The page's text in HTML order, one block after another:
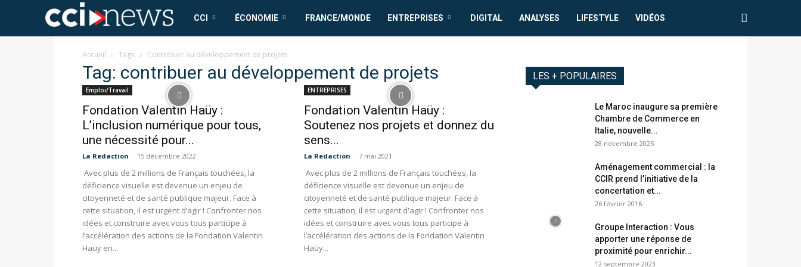
CCI
News
CCI ÉCONOMIE FRANCE/MONDE ENTREPRISES DIGITAL ANALYSES LIFESTYLE VIDÉOS
Accueil Tags Contribuer au développement de projets
Tag: contribuer au développement de projets
Emploi/Travail
Fondation Valentin Haüy :
L’inclusion numérique pour tous,
une nécessité pour...
La Redaction - 15 décembre 2022
Avec plus de 2 millions de Français touchées, la
déficience visuelle est devenue un enjeu de
citoyenneté et de santé publique majeur. Face à
cette situation, il est urgent d’agir ! Confronter nos
idées et construire avec vous tous participe à
l’accélération des actions de la Fondation Valentin
Haüy en...
ENTREPRISES
Fondation Valentin Haüy :
Soutenez nos projets et donnez du
sens...
La Redaction - 7 mai 2021
Avec plus de 2 millions de Français touchées, la
déficience visuelle est devenue un enjeu de
citoyenneté et de santé publique majeur. Face à
cette situation, il est urgent d'agir ! Confronter nos
idées et construire avec vous tous participe à
l’accélération des actions de la Fondation Valentin
Haüy...
LES + POPULAIRES
Le Maroc inaugure sa première
Chambre de Commerce en
Italie, nouvelle...
28 novembre 2025
Aménagement commercial : la
CCIR prend l’initiative de la
concertation et...
26 février 2016
Groupe Interaction : Vous
apporter une réponse de
proximité pour enrichir...
12 septembre 2023